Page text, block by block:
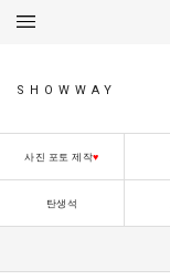
SHOWWAY
사진 포토 제작♥
탄생석